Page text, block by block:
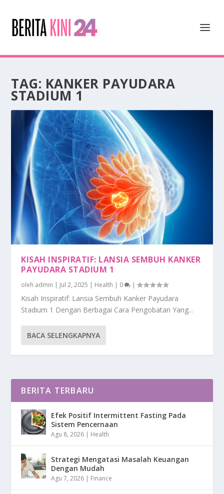
TAG: KANKER PAYUDARA
STADIUM 1
KISAH INSPIRATIF: LANSIA SEMBUH KANKER
PAYUDARA STADIUM 1
oleh admin | Jul 2, 2025 | Health | 0 |
Kisah Inspiratif: Lansia Sembuh Kanker Payudara
Stadium 1 Dengan Berbagai Cara Pengobatan Yang...
BACA SELENGKAPNYA
BERITA TERBARU
Efek Positif Intermittent Fasting Pada
Sistem Pencernaan
Agu 8, 2026 | Health
Strategi Mengatasi Masalah Keuangan
Dengan Mudah
Agu 7, 2026 | Finance